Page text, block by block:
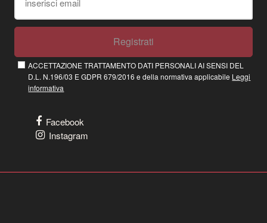
Registrati
ACCETTAZIONE TRATTAMENTO DATI PERSONALI AI SENSI DEL
D.L. N.196/03 E GDPR 679/2016 e della normativa applicabile Leggi
informativa
Facebook
Instagram